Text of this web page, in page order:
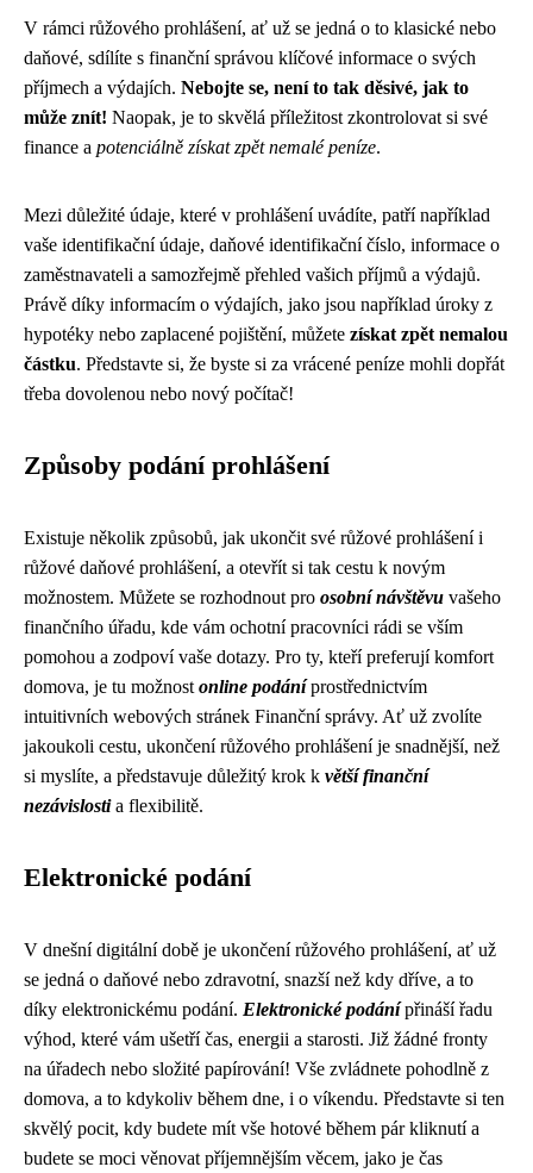
V rámci růžového prohlášení, ať už se jedná o to klasické nebo
daňové, sdílíte s finanční správou klíčové informace o svých
příjmech a výdajích. Nebojte se, není to tak děsivé, jak to
může znít! Naopak, je to skvělá příležitost zkontrolovat si své
finance a potenciálně získat zpět nemalé peníze.
Mezi důležité údaje, které v prohlášení uvádíte, patří například
vaše identifikační údaje, daňové identifikační číslo, informace o
zaměstnavateli a samozřejmě přehled vašich příjmů a výdajů.
Právě díky informacím o výdajích, jako jsou například úroky z
hypotéky nebo zaplacené pojištění, můžete získat zpět nemalou
částku. Představte si, že byste si za vrácené peníze mohli dopřát
třeba dovolenou nebo nový počítač!
Způsoby podání prohlášení
Existuje několik způsobů, jak ukončit své růžové prohlášení i
růžové daňové prohlášení, a otevřít si tak cestu k novým
možnostem. Můžete se rozhodnout pro osobní návštěvu vašeho
finančního úřadu, kde vám ochotní pracovníci rádi se vším
pomohou a zodpoví vaše dotazy. Pro ty, kteří preferují komfort
domova, je tu možnost online podáníprostřednictvím
intuitivních webových stránek Finanční správy. Ať už zvolíte
jakoukoli cestu, ukončení růžového prohlášení je snadnější, než
si myslíte, a představuje důležitý krok k větší finanční
nezávislostia flexibilitě.
Elektronické podání
V dnešní digitální době je ukončení růžového prohlášení, ať už
se jedná o daňové nebo zdravotní, snazší než kdy dříve, a to
díky elektronickému podání. Elektronické podánípřináší řadu
výhod, které vám ušetří čas, energii a starosti. Již žádné fronty
na úřadech nebo složité papírování! Vše zvládnete pohodlně z
domova, a to kdykoliv během dne, i o víkendu. Představte si ten
skvělý pocit, kdy budete mít vše hotové během pár kliknutí a
budete se moci věnovat příjemnějším věcem, jako je čas